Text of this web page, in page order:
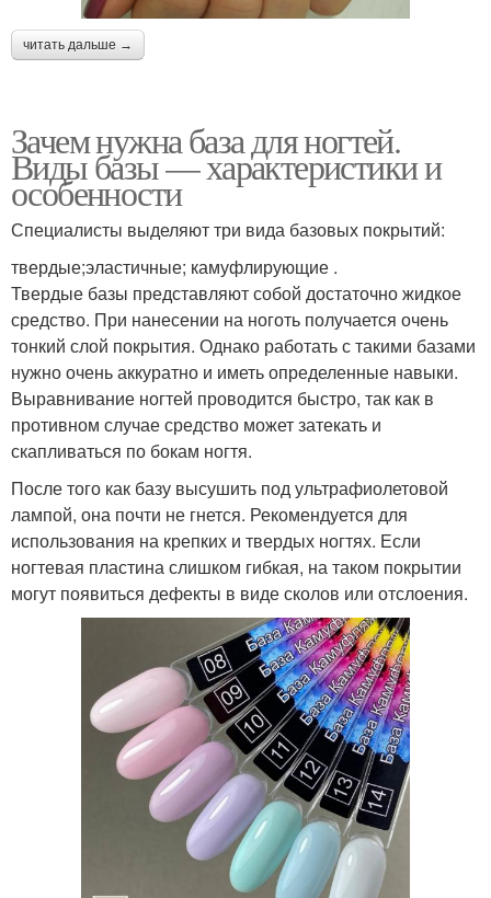
читать дальше →
Зачем нужна база для ногтей.
Виды базы — характеристики и
особенности
Специалисты выделяют три вида базовых покрытий:
твердые;эластичные; камуфлирующие .
Твердые базы представляют собой достаточно жидкое
средство. При нанесении на ноготь получается очень
тонкий слой покрытия. Однако работать с такими базами
нужно очень аккуратно и иметь определенные навыки.
Выравнивание ногтей проводится быстро, так как в
противном случае средство может затекать и
скапливаться по бокам ногтя.
После того как базу высушить под ультрафиолетовой
лампой, она почти не гнется. Рекомендуется для
использования на крепких и твердых ногтях. Если
ногтевая пластина слишком гибкая, на таком покрытии
могут появиться дефекты в виде сколов или отслоения.